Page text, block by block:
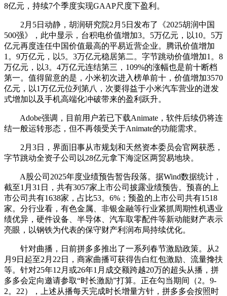
8亿元，持续7个季度实现GAAP尺度下盈利。
2月5日动静，胡润研究院2月5日发布了《2025胡润中国
500强》，此中显示，台积电价值增加3。5万亿元，以10。5万
亿元再度连任中国价值最高的平易近营企业。腾讯价值增加
1。9万亿元，以5。3万亿元稳居第二。字节跳动价值增加1。8
万亿元，以3。4万亿元连结第三，109%的涨幅也是前十断档
第一。值得留意的是，小米初次进入榜单前十，价值增加3570
亿元，以1万亿元位列第八，次要得益于小米汽车营业的迸发
式增加以及手机高端化冲破带来的盈利跃升。
Adobe强调，目前用户若已下载Animate，软件后续仍将连
结一般运转形态，但不再领受关于Animate的功能需求。
2月3日，界面旧事从市规划和天然资本委员会官网获悉，
字节跳动全资子公司以28亿元拿下海淀区两贸易地块。
A股公司2025年度业绩预告暂告段落。据Wind数据统计，
截至1月31日，共有3057家上市公司披露业绩预告。预喜的上
市公司共有1638家，占比53。6%；预盈的上市公司共有1518
家。分行业看，有色金属、非银金融等行业紧抓周期性机遇业
绩优异，硬件设备、半导体、汽车取零配件等新动能财产表示
亮眼，以钢铁为代表的保守财产利润布局持续优化。
针对曲播，日前拼多多推出了一系列春节激励政策。从2
月9日起至2月22日，商家曲播可获得告白红包激励、流量搀扶
等。针对25年12月或26年1月成交额跨越20万的超头从播，拼
多多会定向邀请参取“时长激励”打算。正在勾当期间（2。9-
2。22），上述从播每天完成时长增量方针，拼多多会按照时